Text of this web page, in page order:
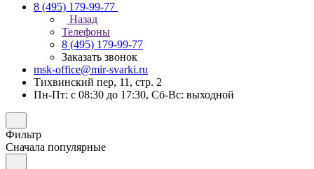
8 (495) 179-99-77
Назад
Телефоны
8 (495) 179-99-77
Заказать звонок
msk-office@mir-svarki.ru
Тихвинский пер, 11, стр. 2
Пн-Пт: с 08:30 до 17:30, Сб-Вс: выходной
Фильтр
Сначала популярные